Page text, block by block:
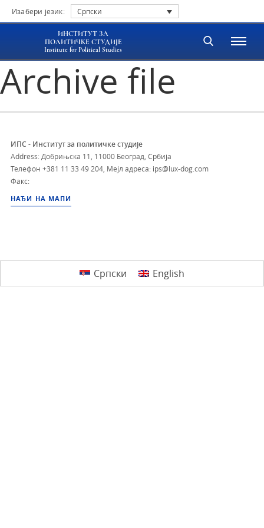
Изабери језик: Српски
ИНСТИТУТ ЗА
ПОЛИТИЧКЕ СТУДИЈЕ
Institute for Political Studies
Archive file
ИПС - Институт за политичке студије
Address: Добрињска 11, 11000 Београд, Србија
Телефон +381 11 33 49 204 Мејл адреса: ips@lux-dog.com
Факс:
НАЂИ НА МАПИ
Српски English